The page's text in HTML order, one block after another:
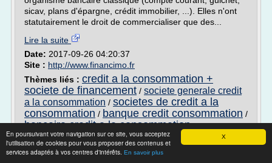
X
En poursuivant votre navigation sur ce site, vous acceptez
l'utilisation de cookies pour vous proposer des contenus et
services adaptés à vos centres d'intérêts. En savoir plus
sicav, plans d'épargne, crédit immobilier, ...). Elles n'ont
statutairement le droit de commercialiser que des...
Lire la suite
Date: 2017-09-26 04:20:37
Site : http://www.financimo.fr
Thèmes liés : credit a la consommation +
societe de financement / societe generale credit
a la consommation / societes de credit a la
consommation / banque credit consommation /
bancaire credit a la consommation
Taux de crédit consommation pour